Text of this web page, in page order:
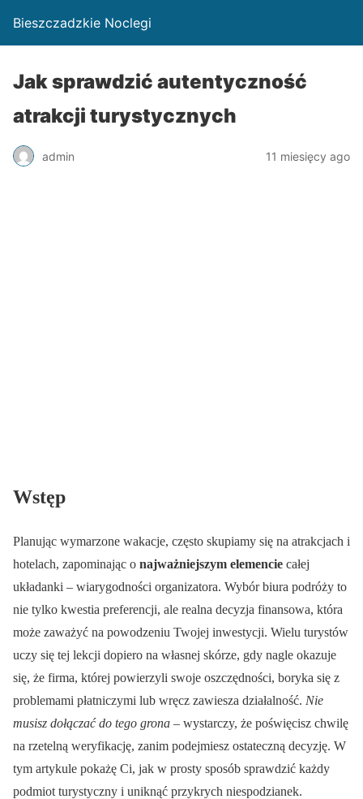
Bieszczadzkie Noclegi
Jak sprawdzić autentyczność
atrakcji turystycznych
admin 11 miesięcy ago
Wstęp
Planując wymarzone wakacje, często skupiamy się na atrakcjach i
hotelach, zapominając o najważniejszym elemencie całej
układanki – wiarygodności organizatora. Wybór biura podróży to
nie tylko kwestia preferencji, ale realna decyzja finansowa, która
może zaważyć na powodzeniu Twojej inwestycji. Wielu turystów
uczy się tej lekcji dopiero na własnej skórze, gdy nagle okazuje
się, że firma, której powierzyli swoje oszczędności, boryka się z
problemami płatniczymi lub wręcz zawiesza działalność. Nie
musisz dołączać do tego grona – wystarczy, że poświęcisz chwilę
na rzetelną weryfikację, zanim podejmiesz ostateczną decyzję. W
tym artykule pokażę Ci, jak w prosty sposób sprawdzić każdy
podmiot turystyczny i uniknąć przykrych niespodzianek.